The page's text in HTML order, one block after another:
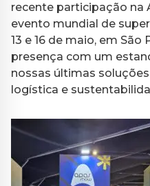
recente participação na
evento mundial de
13 e 16 de maio, em
presença com um
nossas últimas
logística e